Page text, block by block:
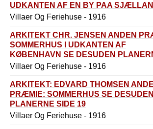
UDKANTEN AF EN BY PAA
DESUDEN PLANERNE SIDE 61
Villaer Og Feriehuse - 1916
ARKITEKT CHR. JENSEN ANDEN
SOMMERHUS I UDKANTEN AF
KØBENHAVN SE DESUDEN
SIDE 44
Villaer Og Feriehuse - 1916
ARKITEKT: EDVARD THOMSEN
PRÆMIE: SOMMERHUS SE DESUDEN
PLANERNE SIDE 19
Villaer Og Feriehuse - 1916